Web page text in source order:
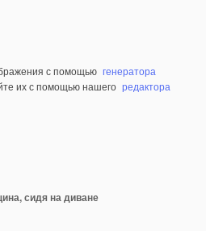
с помощью генератора
их с помощью нашего редактора
сидя на диване